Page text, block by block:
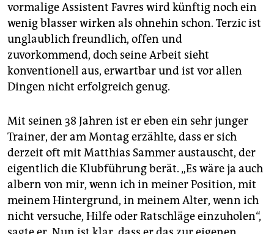
vormalige Assistent Favres wird künftig noch ein
wenig blasser wirken als ohnehin schon. Terzic ist
unglaublich freundlich, offen und
zuvorkommend, doch seine Arbeit sieht
konventionell aus, erwartbar und ist vor allen
Dingen nicht erfolgreich genug.
Mit seinen 38 Jahren ist er eben ein sehr junger
Trainer, der am Montag erzählte, dass er sich
derzeit oft mit Matthias Sammer austauscht, der
eigentlich die Klubführung berät. „Es wäre ja auch
albern von mir, wenn ich in meiner Position, mit
meinem Hintergrund, in meinem Alter, wenn ich
nicht versuche, Hilfe oder Ratschläge einzuholen“,